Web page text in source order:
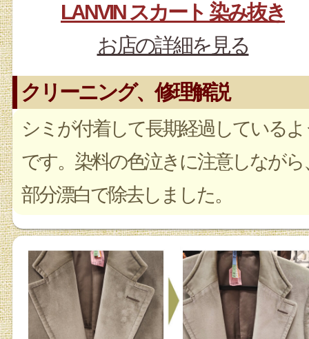
LANVIN スカート 染み抜き
お店の詳細を見る
クリーニング、修理解説
シミが付着して長期経過しているよ
です。染料の色泣きに注意しながら
部分漂白で除去しました。